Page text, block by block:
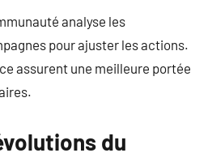
analyse les
pour ajuster les actions.
assurent une meilleure portée
du